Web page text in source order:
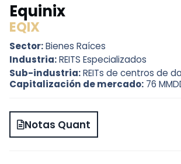
Equinix
EQIX
Sector:Bienes Raíces
Industria:REITS Especializados
Sub-industria:REITs de centros de
Capitalización de mercado: 76
Notas Quant